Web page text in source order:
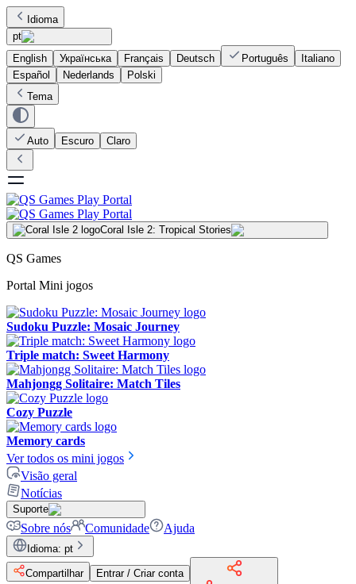
Idioma
pt
English
Українська Français Deutsch Português
Italiano
Español
Nederlands
Polski
Tema
Auto Escuro Claro
Coral Isle 2: Tropical Stories
QS Games
Portal Mini jogos
Sudoku Puzzle: Mosaic Journey
Triple match: Sweet Harmony
Mahjongg Solitaire: Match Tiles
Cozy Puzzle
Memory cards
Ver todos os mini jogos
Visão geral
Notícias
Suporte
Sobre nós Comunidade Ajuda
Idioma: pt
Compartilhar
Entrar / Criar conta